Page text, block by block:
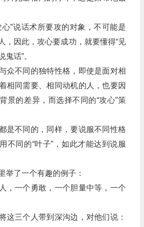
心”说话术所要攻的对象，不可能是
，因此，攻心要成功，就要懂得“见
鬼话”。
众不同的独特性格，即使是面对相
相同需要、相同动机的人，也要因
景的差异，而选择不同的“攻心”策
是不同的，同样，要说服不同性格
不同的“叶子”，如此才能达到说服
举了一个有趣的例子：
，一个勇敢，一个胆量中等，一个
这三个人带到深沟边，对他们说：